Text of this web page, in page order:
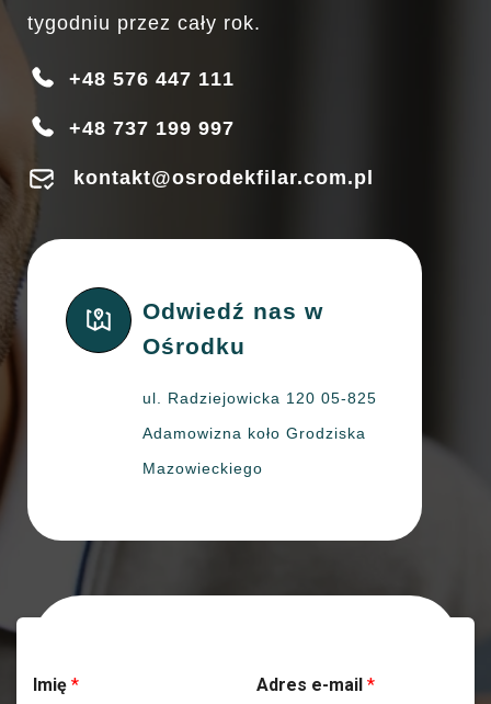
tygodniu przez cały rok.
+48 576 447 111
+48 737 199 997
kontakt@osrodekfilar.com.pl
Odwiedź nas w
Ośrodku
ul. Radziejowicka 120 05-825
Adamowizna koło Grodziska
Mazowieckiego
Imię * Adres e-mail *